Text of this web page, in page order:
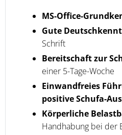
MS-Office-
Gute
Schrift
Bereitschaft zur
einer 5-Tage-Woche
Einwandfreies
positive Schufa-
Körperliche
Handhabung bei der